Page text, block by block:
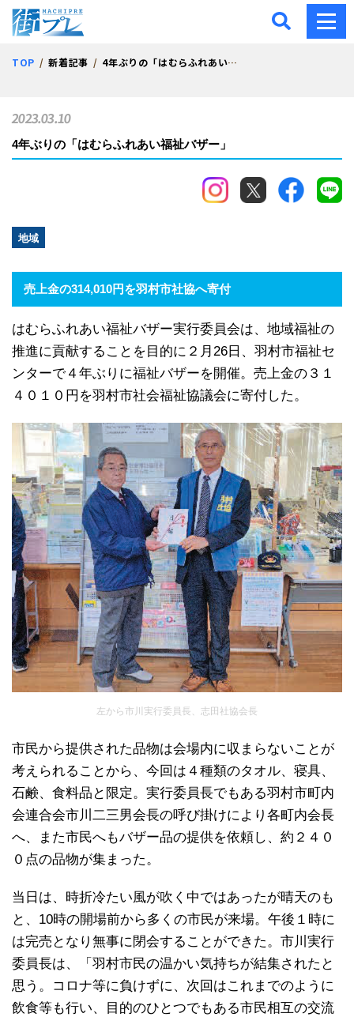
街プレ -東京・西多摩の
TOP 新着記事 4年ぶりの「はむらふれあい福祉バザー」
4年ぶりの「はむらふれあい福祉バザー」
地域
2023.03.10
売上金の314,010円を羽村市社協へ寄付
はむらふれあい福祉バザー実行委員会は、地域福祉の
推進に貢献することを目的に２月26日、羽村市福祉セ
ンターで４年ぶりに福祉バザーを開催。売上金の３１
４０１０円を羽村市社会福祉協議会に寄付した。
左から市川実行委員長、志田社協会長
市民から提供された品物は会場内に収まらないことが
考えられることから、今回は４種類のタオル、寝具、
石鹸、食料品と限定。実行委員長でもある羽村市町内
会連合会市川二三男会長の呼び掛けにより各町内会長
へ、また市民へもバザー品の提供を依頼し、約２４０
０点の品物が集まった。
当日は、時折冷たい風が吹く中ではあったが晴天のも
と、10時の開場前から多くの市民が来場。午後１時に
は完売となり無事に閉会することができた。市川実行
委員長は、「羽村市民の温かい気持ちが結集されたと
思う。コロナ等に負けずに、次回はこれまでのように
飲食等も行い、目的のひとつでもある市民相互の交流